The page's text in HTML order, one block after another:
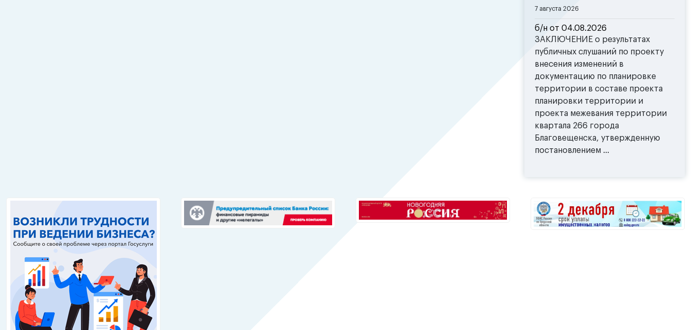
7 августа 2026
б/н от 04.08.2026
ЗАКЛЮЧЕНИЕ о результатах
публичных слушаний по проекту
внесения изменений в
документацию по планировке
территории в составе проекта
планировки территории и
проекта межевания территории
квартала 266 города
Благовещенска, утвержденную
постановлением ...